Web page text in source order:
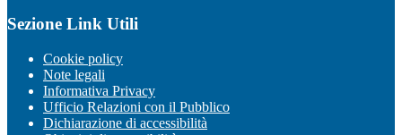
Sezione Link Utili
Cookie policy
Note legali
Informativa Privacy
Ufficio Relazioni con il Pubblico
Dichiarazione di accessibilità